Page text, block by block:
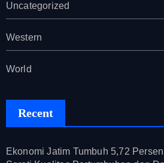
Uncategorized
Western
World
Recent
Ekonomi Jatim Tumbuh 5,72